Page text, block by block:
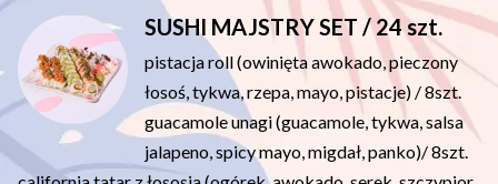
SUSHI MAJSTRY SET / 24 szt.
pistacja roll (owinięta awokado, pieczony
łosoś, tykwa, rzepa, mayo, pistacje) / 8szt.
guacamole unagi (guacamole, tykwa, salsa
jalapeno, spicy mayo, migdał, panko)/ 8szt.